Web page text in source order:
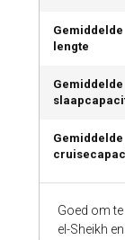
Goed om
el-Sheikh
Gemiddelde
lengte
Gemiddelde
Gemiddelde